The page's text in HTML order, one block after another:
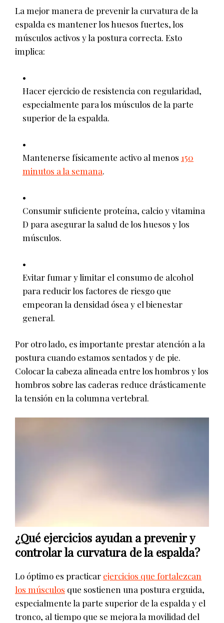
La mejor manera de prevenir la curvatura de la
espalda es mantener los huesos fuertes, los
músculos activos y la postura correcta. Esto
implica:
Hacer ejercicio de resistencia con regularidad,
especialmente para los músculos de la parte
superior de la espalda.
Mantenerse físicamente activo al menos 150
minutos a la semana.
Consumir suficiente proteína, calcio y vitamina
D para asegurar la salud de los huesos y los
músculos.
Evitar fumar y limitar el consumo de alcohol
para reducir los factores de riesgo que
empeoran la densidad ósea y el bienestar
general.
Por otro lado, es importante prestar atención a la
postura cuando estamos sentados y de pie.
Colocar la cabeza alineada entre los hombros y los
hombros sobre las caderas reduce drásticamente
la tensión en la columna vertebral.
¿Qué ejercicios ayudan a prevenir y
controlar la curvatura de la espalda?
Lo óptimo es practicar ejercicios que fortalezcan
los músculos que sostienen una postura erguida,
especialmente la parte superior de la espalda y el
tronco, al tiempo que se mejora la movilidad del